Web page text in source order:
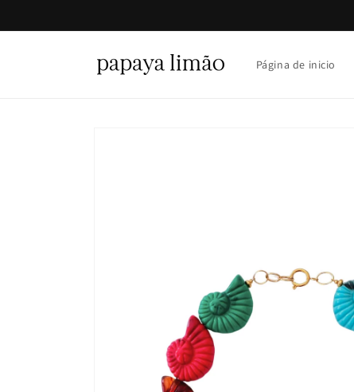
al contenido
Página de inicio